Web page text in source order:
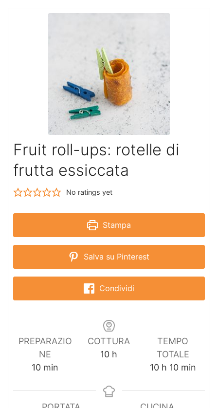
Fruit roll-ups: rotelle di
frutta essiccata
No ratings yet
Stampa
Salva su Pinterest
Condividi
PREPARAZIO
NE
10m
n
min
COTTURA
10oh
TEMPO
TOTALE
10o
e
h 10m
n
min